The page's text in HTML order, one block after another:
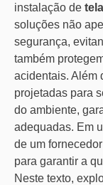
instalação de
soluções não
segurança,
também
acidentais. Além
projetadas para
do ambiente,
adequadas. Em
de um
para garantir a
Neste texto,